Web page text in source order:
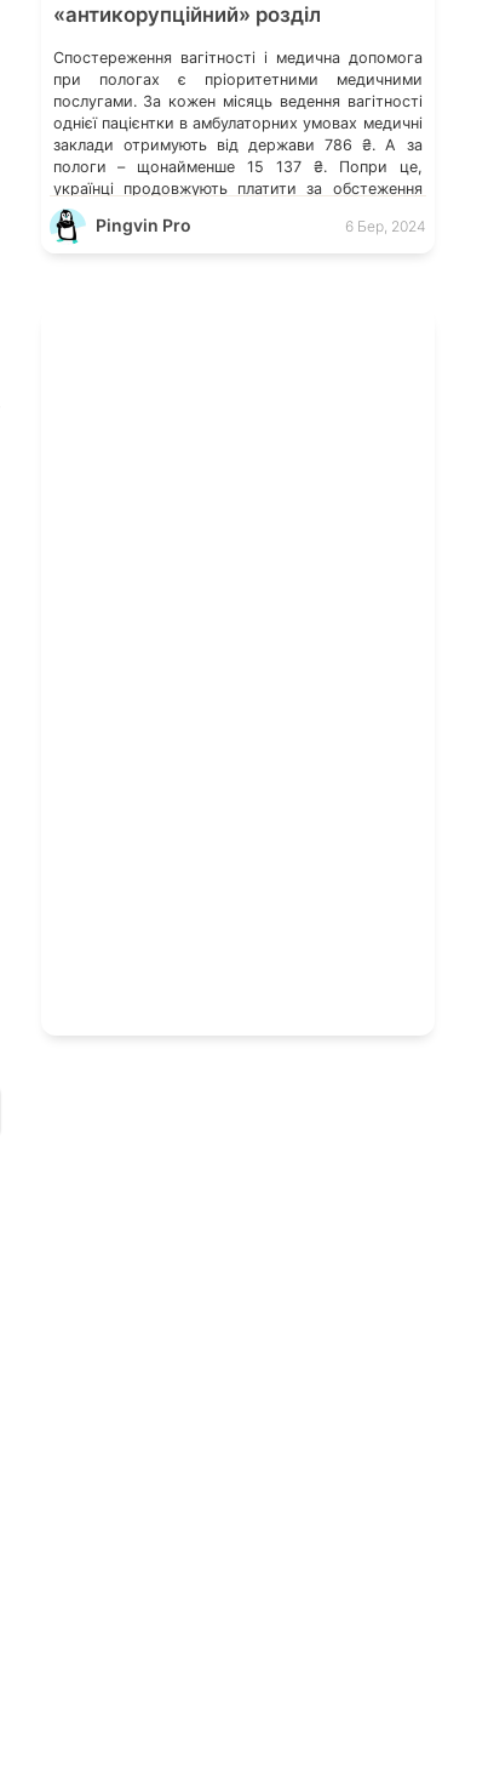
«антикорупційний» розділ
Спостереження вагітності і медична допомога
при пологах є пріоритетними медичними
послугами. За кожен місяць ведення вагітності
однієї пацієнтки в амбулаторних умовах медичні
заклади отримують від держави 786 ₴. А за
пологи – щонайменше 15 137 ₴. Попри це,
українці продовжують платити за обстеження
та аналізи, гарантовані державою. За даними
опитування БФ «280 днів» серед жінок, […]
Pingvin Pro 6 Бер, 2024